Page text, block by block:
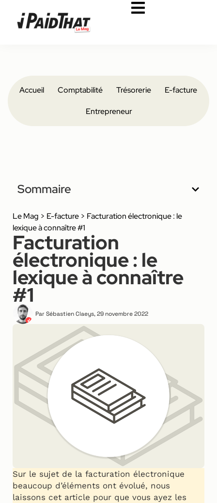
Accueil Comptabilité Trésorerie E-facture
Entrepreneur
Sommaire
Le Mag > E-facture > Facturation électronique : le
lexique à connaître #1
Facturation
électronique : le
lexique à connaître
#1
Par Sébastien Claeys,29 novembre 2022
Sur le sujet de la facturation électronique
beaucoup d’éléments ont évolué, nous
laissons cet article pour que vous ayez les